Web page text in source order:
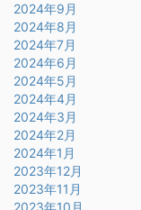
2024年9月
2024年8月
2024年7月
2024年6月
2024年5月
2024年4月
2024年3月
2024年2月
2024年1月
2023年12月
2023年11月